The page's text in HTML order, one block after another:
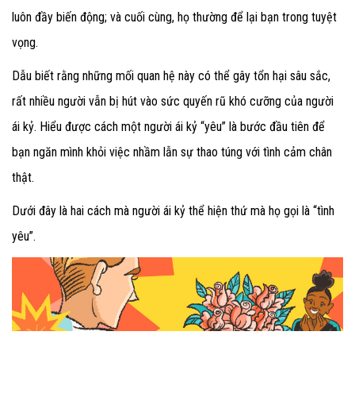
luôn đầy biến động; và cuối cùng, họ thường để lại bạn trong tuyệt
vọng.
Dẫu biết rằng những mối quan hệ này có thể gây tổn hại sâu sắc,
rất nhiều người vẫn bị hút vào sức quyến rũ khó cưỡng của người
ái kỷ. Hiểu được cách một người ái kỷ “yêu” là bước đầu tiên để
bạn ngăn mình khỏi việc nhầm lẫn sự thao túng với tình cảm chân
thật.
Dưới đây là hai cách mà người ái kỷ thể hiện thứ mà họ gọi là “tình
yêu”.